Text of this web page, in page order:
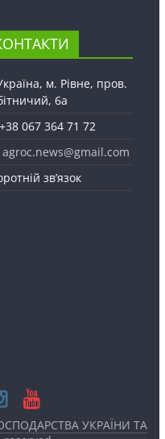
м. Рівне, пров.
6а
+38 067 364 71 72
agroc.news@gmail.com
зв’язок
УКРАЇНИ ТА